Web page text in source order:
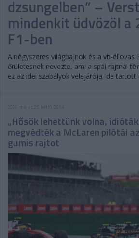
dzsungelben” –
mindenkit üdvözöl a
F1-ben
A négyszeres világbajnok és a vb-éllovas
őrületesnek nevezte, ami a spái rajtnál
ez az idei szabályok velejárója, de tartott
2026. május 25. hétfő, 06:04
„Hősök lehettünk volna,
megvédték a McLaren pilótái
gumis rajtot